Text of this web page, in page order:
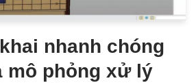
nhanh chóng
mô phỏng xử lý